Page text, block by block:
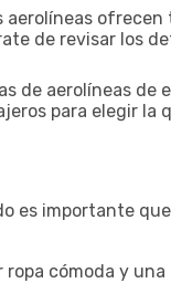
aerolíneas ofrecen
de revisar los
de aerolíneas de
para elegir la
es importante
cómoda y